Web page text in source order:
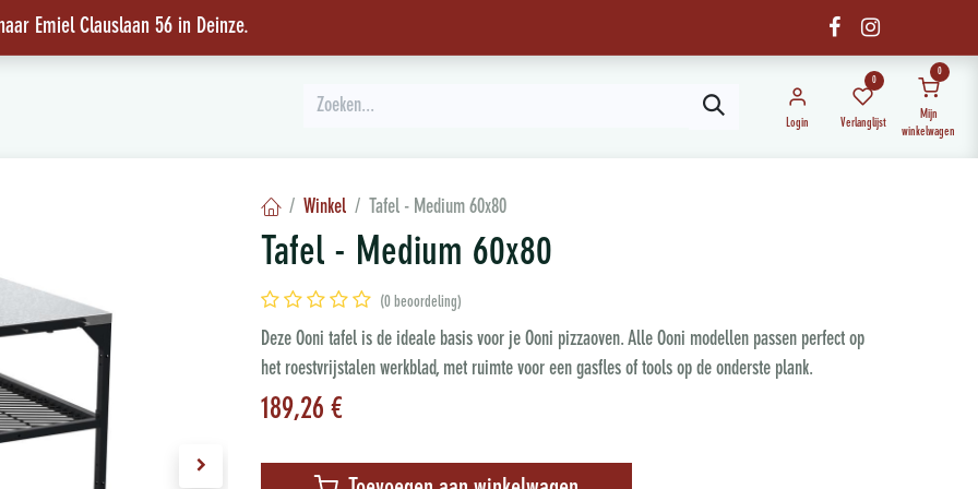
Emiel Clauslaan 56 in Deinze.
Login
0
Verlanglijst
0
Mijn
winkelwagen
Winkel Tafel - Medium 60x80
Tafel - Medium 60x80
(0 beoordeling)
Deze Ooni tafel is de ideale basis voor je Ooni pizzaoven. Alle Ooni modellen passen perfect op
het roestvrijstalen werkblad, met ruimte voor een gasfles of tools op de onderste plank.
189,26 €